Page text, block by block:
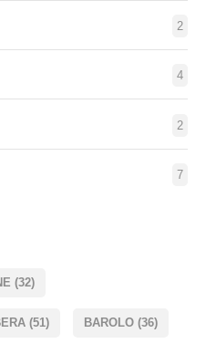
2
4
2
7
(32)
(51) BAROLO (36)